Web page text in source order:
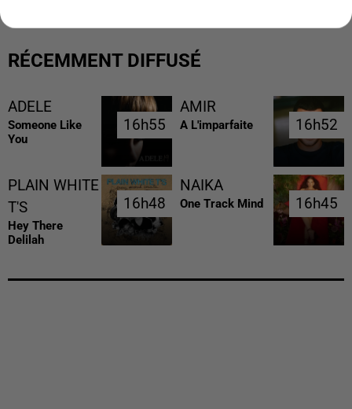
RÉCEMMENT DIFFUSÉ
ADELE
Someone Like
You
16h55
16h55
AMIR
A L'imparfaite 16h52
16h52
PLAIN WHITE
T'S
Hey There
Delilah
16h48
16h48
NAIKA
One Track Mind 16h45
16h45